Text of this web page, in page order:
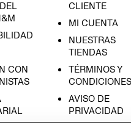
CON
CLIENTE
MI CUENTA
NUESTRAS
TIENDAS
TÉRMINOS Y
CONDICIONES
AVISO DE
PRIVACIDAD